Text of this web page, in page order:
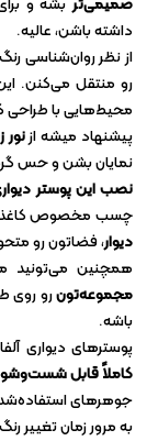
داشته باشن، عالیه.
از نظر روان‌شناسی
رو منتقل می‌کنن.
محیط‌هایی با طراحی
پیشنهاد میشه ازنور
نمایان بشن و حس
نصب این پوستر
چسب مخصوص کاغذ
دیوار، فضاتون رو
همچنین می‌تونید
مجموعه‌تونرو روی
باشه.
پوسترهای دیواری
کاملاً قابل شست‌وشو
جوهرهای
به مرور زمان تغییر